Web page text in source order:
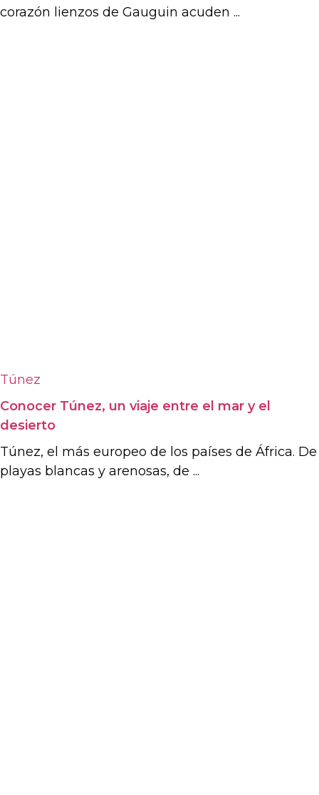
corazón lienzos de Gauguin acuden ...
Túnez
Conocer Túnez, un viaje entre el mar y el
desierto
Túnez, el más europeo de los países de África. De
playas blancas y arenosas, de ...